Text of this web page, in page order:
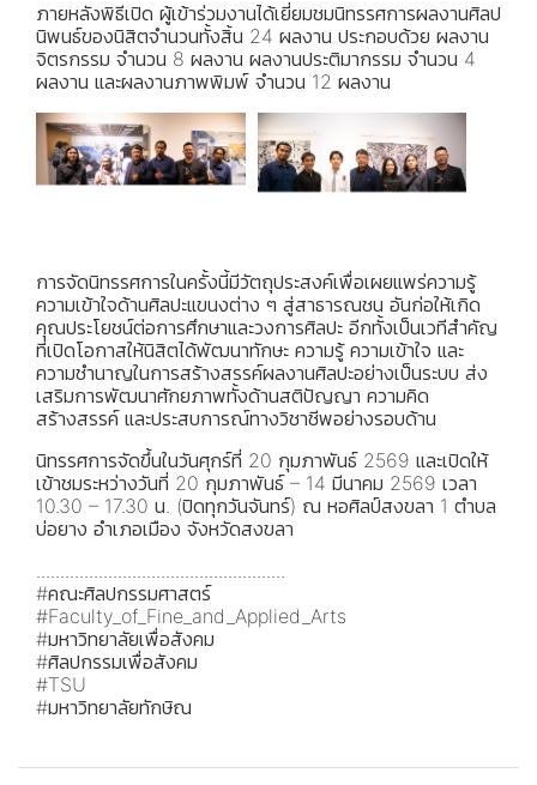
ภายหลังพิธีเปิด ผู้เข้าร่วมงานได้เยี่ยมชมนิทรรศการผลงานศิลป
นิพนธ์ของนิสิตจำนวนทั้งสิ้น 24 ผลงาน ประกอบด้วย ผลงาน
จิตรกรรม จำนวน 8 ผลงาน ผลงานประติมากรรม จำนวน 4
ผลงาน และผลงานภาพพิมพ์ จำนวน 12 ผลงาน
การจัดนิทรรศการในครั้งนี้มีวัตถุประสงค์เพื่อเผยแพร่ความรู้
ความเข้าใจด้านศิลปะแขนงต่าง ๆ สู่สาธารณชน อันก่อให้เกิด
คุณประโยชน์ต่อการศึกษาและวงการศิลปะ อีกทั้งเป็นเวทีสำคัญ
ที่เปิดโอกาสให้นิสิตได้พัฒนาทักษะ ความรู้ ความเข้าใจ และ
ความชำนาญในการสร้างสรรค์ผลงานศิลปะอย่างเป็นระบบ ส่ง
เสริมการพัฒนาศักยภาพทั้งด้านสติปัญญา ความคิด
สร้างสรรค์ และประสบการณ์ทางวิชาชีพอย่างรอบด้าน
นิทรรศการจัดขึ้นในวันศุกร์ที่ 20 กุมภาพันธ์ 2569 และเปิดให้
เข้าชมระหว่างวันที่ 20 กุมภาพันธ์ – 14 มีนาคม 2569 เวลา
10.30 – 17.30 น. (ปิดทุกวันจันทร์) ณ หอศิลป์สงขลา 1 ตำบล
บ่อยาง อำเภอเมือง จังหวัดสงขลา
....................................................
#คณะศิลปกรรมศาสตร์
#Faculty_of_Fine_and_Applied_Arts
#มหาวิทยาลัยเพื่อสังคม
#ศิลปกรรมเพื่อสังคม
#TSU
#มหาวิทยาลัยทักษิณ